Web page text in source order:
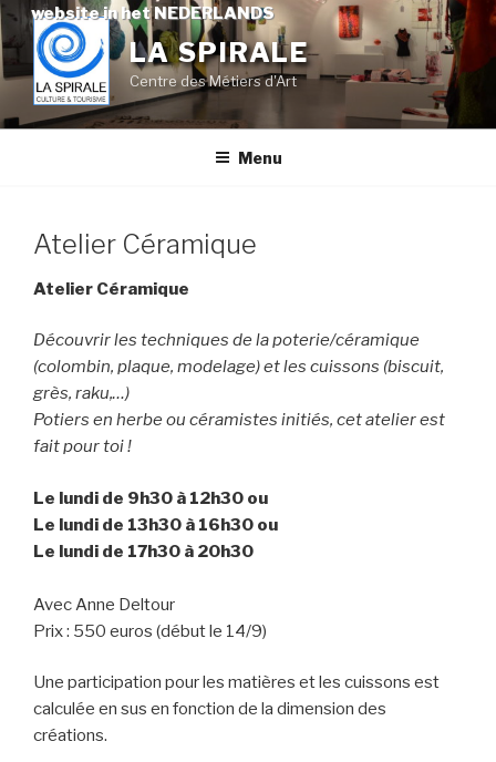
website in het NEDERLANDS
Skip
to
content
LA SPIRALE
Centre des Métiers d'Art
Menu
Atelier Céramique
Atelier Céramique
Découvrir les techniques de la poterie/céramique
(colombin, plaque, modelage) et les cuissons (biscuit,
grès, raku,…)
Potiers en herbe ou céramistes initiés, cet atelier est
fait pour toi !
Le lundi de 9h30 à 12h30 ou
Le lundi de 13h30 à 16h30 ou
Le lundi de 17h30 à 20h30
Avec Anne Deltour
Prix : 550 euros (début le 14/9)
Une participation pour les matières et les cuissons est
calculée en sus en fonction de la dimension des
créations.